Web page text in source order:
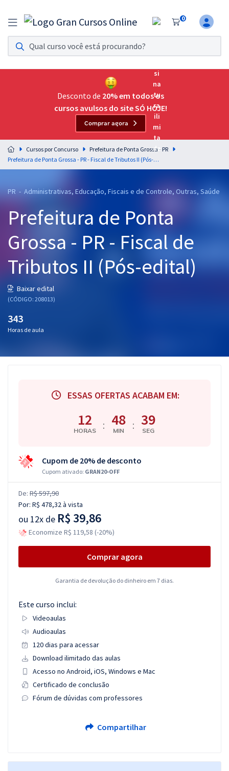
0
Assinatura Ilimitada 11
Acesso a todos os cursos. Teste grátis por 7 dias!
Assinatura OAB Até Passar
Acesso ilimitado a toda preparação para o Exame da
Residências Multiprofissionais
Preparação completa e intensiva para as principais
residências em saúde do Brasil
Cursos 20% OFF
Pós
Graduação
OAB
Conteúdo gratuito
Desconto de 20% em todos os
cursos avulsos do site SÓ HOJE!
Comprar agora
Cursos por Concurso
Prefeitura de Ponta Grossa - PR
Prefeitura de Ponta Grossa - PR - Fiscal de Tributos II (Pós-edital)
PR - Administrativas, Educação, Fiscais e de Controle, Outras, Saúde
Prefeitura de Ponta
Grossa - PR - Fiscal de
Tributos II (Pós-edital)
Baixar edital
(CÓDIGO: 208013)
343
Horas de aula
ESSAS OFERTAS ACABAM EM:
12
HORAS : 48
MIN : 38
SEG
Cupom de 20% de desconto
Cupom ativado: GRAN20-OFF
De: R$ 597,90
Por: R$ 478,32à vista
ou 12x de R$ 39,86
Economize R$ 119,58 (-20%)
Comprar agora
Garantia de devolução do dinheiro em 7 dias.
Este curso inclui:
Videoaulas
Audioaulas
120 dias para acessar
Download ilimitado das aulas
Acesso no Android, iOS, Windows e Mac
Certificado de conclusão
Fórum de dúvidas com professores
Compartilhar